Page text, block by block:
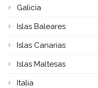
Galicia
Islas Baleares
Islas Canarias
Islas Maltesas
Italia